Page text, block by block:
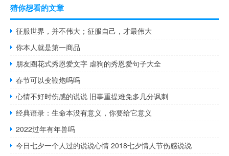
猜你想看的文章
征服世界，并不伟大；征服自己，才最伟大
你本人就是第一商品
朋友圈花式秀恩爱文字 虐狗的秀恩爱句子大全
春节可以变鞭炮吗吗
心情不好时伤感的说说 旧事重提难免多几分讽刺
经典语录：生命本没有意义，你要给它意义
2022过年有年兽吗
今日七夕一个人过的说说心情 2018七夕情人节伤感说说